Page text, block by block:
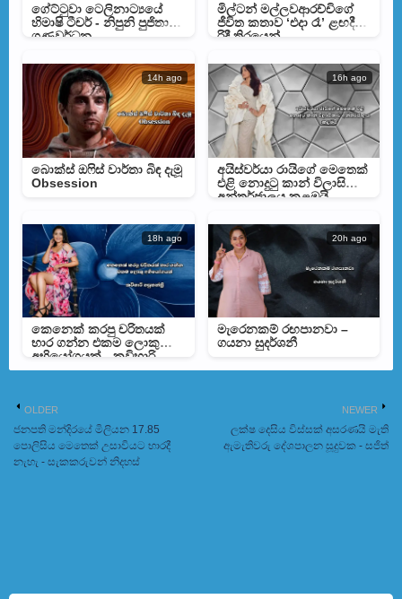
ගේට්ටුවා ටෙලිනාට්‍යයේ
හිමාෂි ටීචර් - නිපුනි පුජිතා
ගුණවර්ධන
මිල්ටන් මල්ලවආරච්චිගේ
ජීවිත කතාව ‘එදා රෑ’ ළඟදීම
රිදී තිරයෙන්
14h ago
බොක්ස් ඔෆිස් වාර්තා බිඳ දැමූ
Obsession
16h ago
අයිස්වර්යා රායිගේ මෙතෙක්
එළි නොදුටු කාන් විලාසිතාව
අන්තර්ජාලය කළඹයි
18h ago
කෙනෙක් කරපු චරිතයක්
භාර ගන්න එකම ලොකු
අභියෝගයක් - කවිහාරි
හපුතන්ත්‍රි
20h ago
මැරෙනකම් රඟපානවා –
ගයනා සුදර්ශනී
NEWER
ලක්ෂ දෙසිය විස්සක් අසරණයි මැති
ඇමැතිවරු දේශපාලන සූදුවක - සජිත්
OLDER
ජනපති මන්දිරයේ මිලියන 17.85
පොලිසිය මෙතෙක් උසාවියට භාරදී
නැහැ - සැකකරුවන් නිදහස්